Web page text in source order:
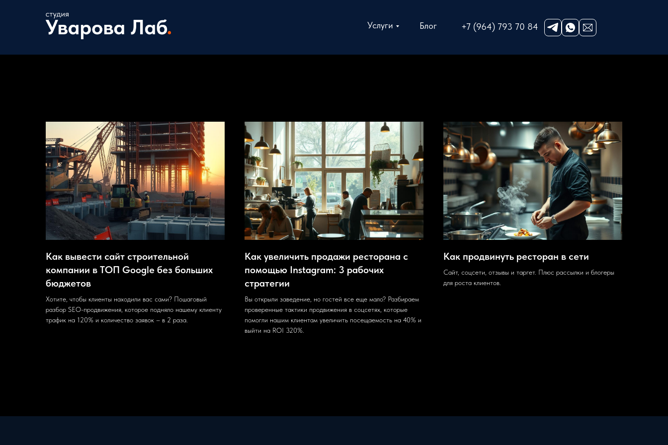
Блог
Услуги +7 (964) 793 70 84
Как вывести сайт строительной
компании в ТОП Google без больших
бюджетов
Хотите, чтобы клиенты находили вас сами? Пошаговый
разбор SEO-продвижения, которое подняло нашему клиенту
трафик на 120% и количество заявок – в 2 раза.
Как увеличить продажи ресторана с
помощью Instagram: 3 рабочих
стратегии
Вы открыли заведение, но гостей все еще мало? Разбираем
проверенные тактики продвижения в соцсетях, которые
помогли нашим клиентам увеличить посещаемость на 40% и
выйти на ROI 320%.
Как продвинуть ресторан в сети
Сайт, соцсети, отзывы и таргет. Плюс рассылки и блогеры
для роста клиентов.